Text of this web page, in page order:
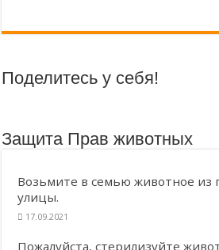
Поделитесь у себя!
Защита Прав животных
Возьмите в семью животное из
улицы.
17.09.2021
Пожалуйста, стерилизуйте